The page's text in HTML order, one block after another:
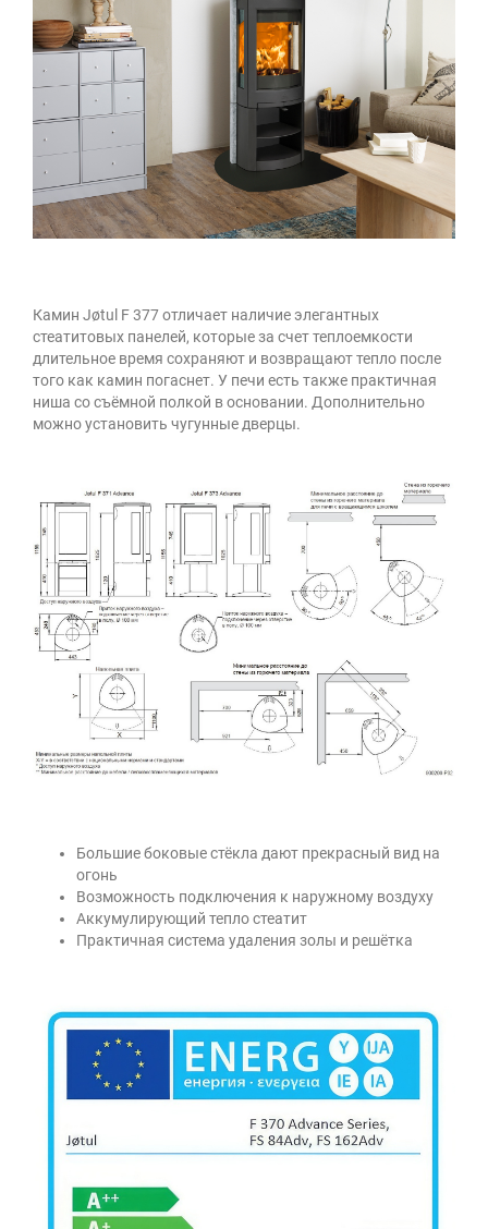
Камин Jøtul F 377 отличает наличие элегантных
стеатитовых панелей, которые за счет теплоемкости
длительное время сохраняют и возвращают тепло после
того как камин погаснет. У печи есть также практичная
ниша со съёмной полкой в основании. Дополнительно
можно установить чугунные дверцы.
Большие боковые стёкла дают прекрасный вид на
огонь
Возможность подключения к наружному воздуху
Аккумулирующий тепло стеатит
Практичная система удаления золы и решётка